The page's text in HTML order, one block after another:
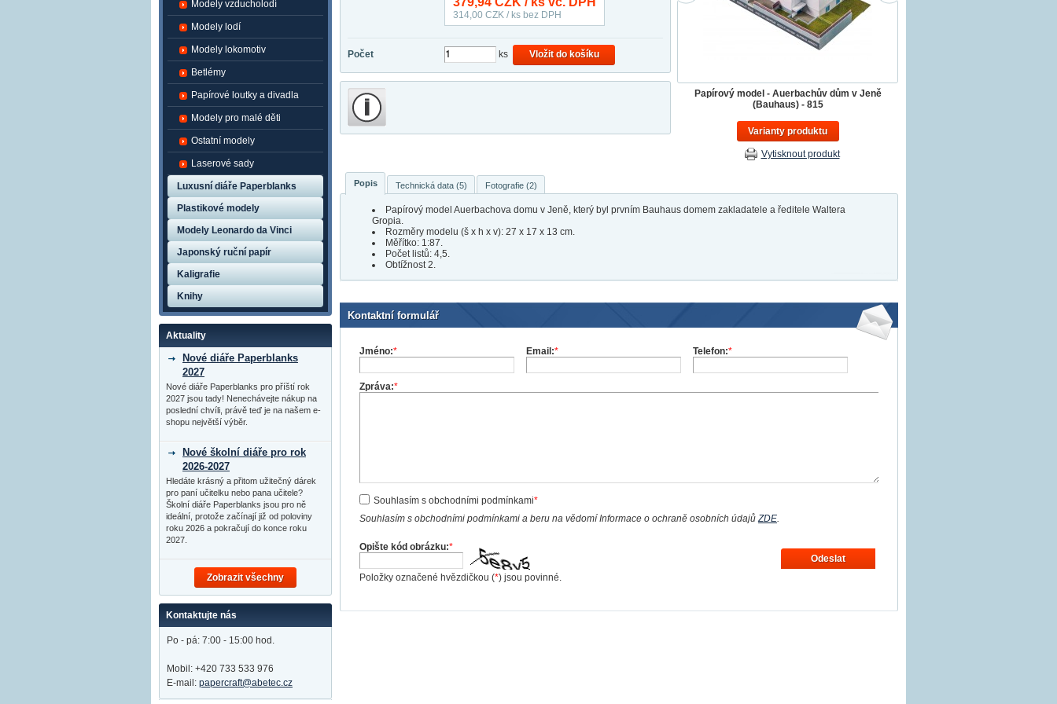
314,00 CZK / ks bez DPH
Počet ks Vložit do košíku
Papírový model - Auerbachův dům v Jeně
(Bauhaus) - 815
Varianty produktu
Vytisknout produkt
Popis Technická data (5) Fotografie (2)
Papírový model Auerbachova domu v Jeně, který byl prvním Bauhaus domem zakladatele a ředitele Waltera
Gropia.
Rozměry modelu (š x h x v): 27 x 17 x 13 cm.
Měřítko: 1:87.
Počet listů: 4,5.
Obtížnost 2.
Kontaktní formulář
Jméno:* Email:* Telefon:*
Zpráva:*
Souhlasím s obchodními podmínkami*
Souhlasím s obchodními podmínkami a beru na vědomí Informace o ochraně osobních údajůZDE.
Opište kód obrázku:*
Položky označené hvězdičkou (*) jsou povinné.
Odeslat
Modely vzducholodí
Modely lodí
Modely lokomotiv
Betlémy
Papírové loutky a divadla
Modely pro malé děti
Ostatní modely
Laserové sady
Luxusní diáře Paperblanks
Plastikové modely
Modely Leonardo da Vinci
Japonský ruční papír
Kaligrafie
Knihy
Aktuality
Nové diáře Paperblanks
2027
Nové diáře Paperblanks pro příští rok
2027 jsou tady! Nenechávejte nákup na
poslední chvíli, právě teď je na našem e-
shopu největší výběr.
Nové školní diáře pro rok
2026-2027
Hledáte krásný a přitom užitečný dárek
pro paní učitelku nebo pana učitele?
Školní diáře Paperblanks jsou pro ně
ideální, protože začínají již od poloviny
roku 2026 a pokračují do konce roku
2027.
Zobrazit všechny
Kontaktujte nás
Po - pá: 7:00 - 15:00 hod.
Mobil: +420 733 533 976
E-mail: papercraft@abetec.cz